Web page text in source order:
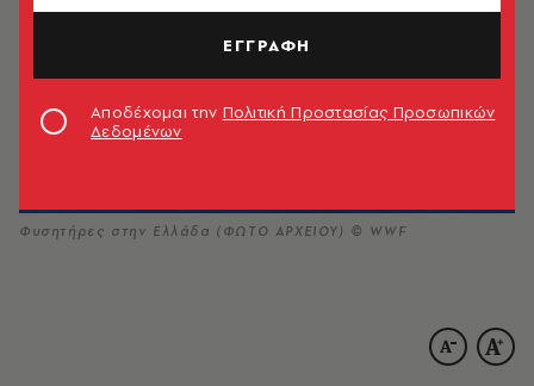
Φυσητήρες στην Ελλάδα (ΦΩΤΟ ΑΡΧΕΙΟΥ) © WWF
ΕΓΓΡΑΦΗ
Αποδέχομαι την Πολιτική Προστασίας Προσωπικών
Δεδομένων